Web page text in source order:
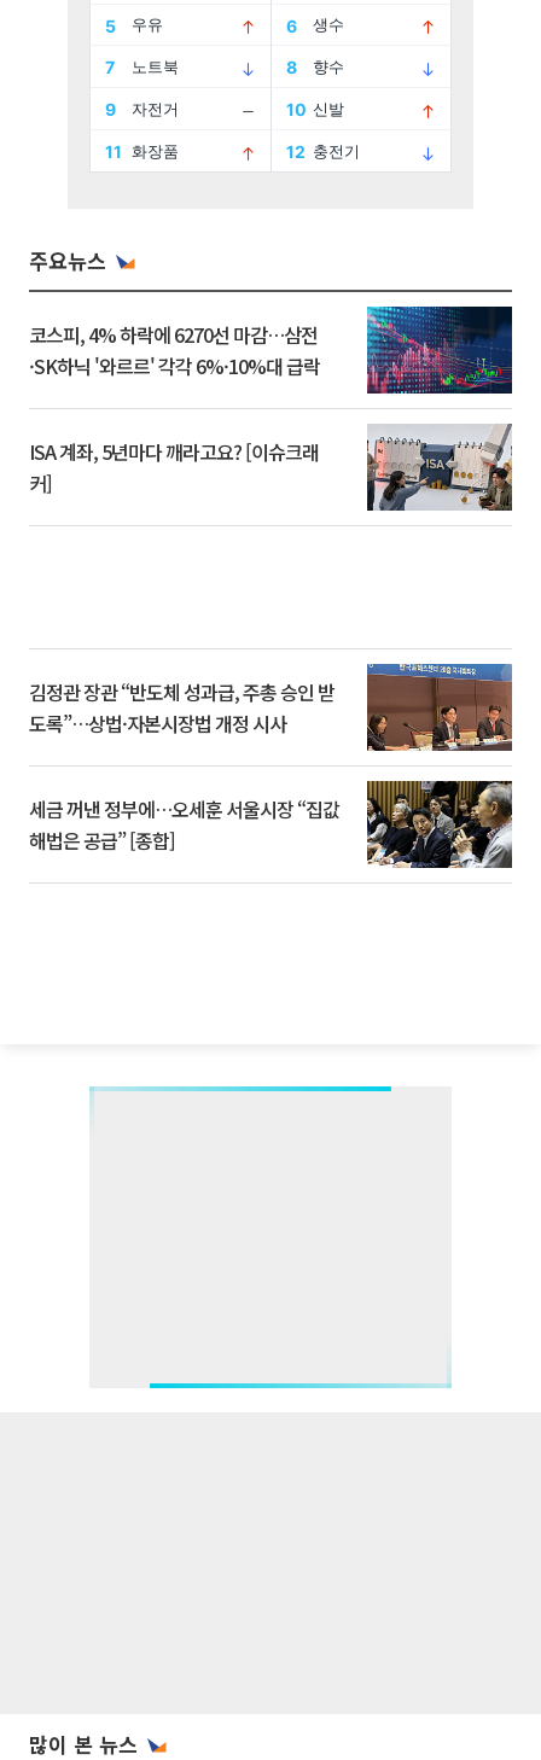
주요뉴스
코스피, 4% 하락에 6270선 마감…삼전
·SK하닉 '와르르' 각각 6%·10%대 급락
ISA 계좌, 5년마다 깨라고요? [이슈크래
커]
김정관 장관 “반도체 성과급, 주총 승인 받
도록”…상법·자본시장법 개정 시사
세금 꺼낸 정부에…오세훈 서울시장 “집값
해법은 공급” [종합]
많이 본 뉴스